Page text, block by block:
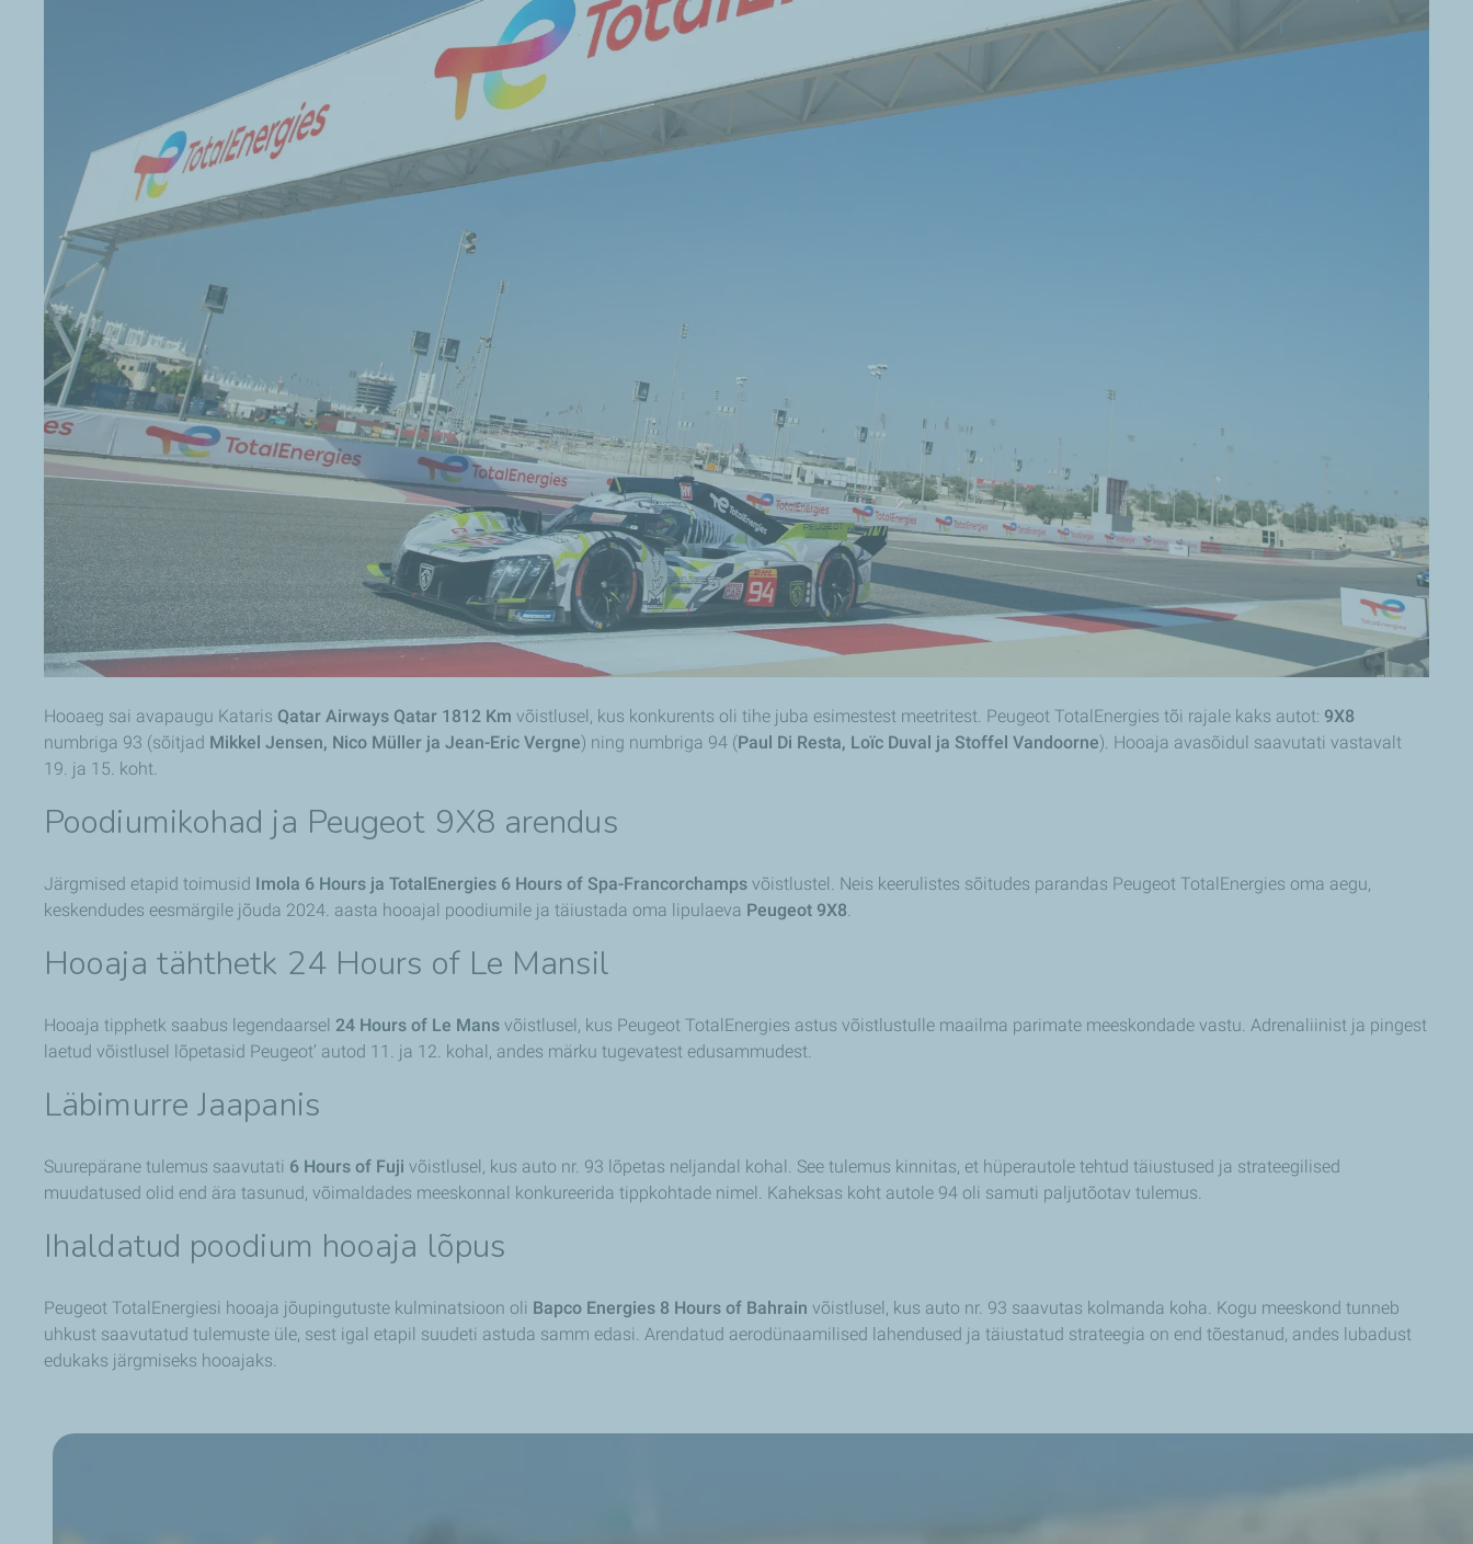
Hooaeg sai avapaugu Kataris Qatar Airways Qatar 1812 Km võistlusel, kus konkurents oli tihe juba esimestest meetritest. Peugeot TotalEnergies tõi rajale kaks autot: 9X8
numbriga 93 (sõitjad Mikkel Jensen, Nico Müller ja Jean-Eric Vergne) ning numbriga 94 (Paul Di Resta, Loïc Duval ja Stoffel Vandoorne). Hooaja avasõidul saavutati vastavalt
19. ja 15. koht.
Poodiumikohad ja Peugeot 9X8 arendus
Järgmised etapid toimusid Imola 6 Hours ja TotalEnergies 6 Hours of Spa-Francorchamps võistlustel. Neis keerulistes sõitudes parandas Peugeot TotalEnergies oma aegu,
keskendudes eesmärgile jõuda 2024. aasta hooajal poodiumile ja täiustada oma lipulaeva Peugeot 9X8.
Hooaja tähthetk 24 Hours of Le Mansil
Hooaja tipphetk saabus legendaarsel 24 Hours of Le Mans võistlusel, kus Peugeot TotalEnergies astus võistlustulle maailma parimate meeskondade vastu. Adrenaliinist ja pingest
laetud võistlusel lõpetasid Peugeot’ autod 11. ja 12. kohal, andes märku tugevatest edusammudest.
Läbimurre Jaapanis
Suurepärane tulemus saavutati 6 Hours of Fuji võistlusel, kus auto nr. 93 lõpetas neljandal kohal. See tulemus kinnitas, et hüperautole tehtud täiustused ja strateegilised
muudatused olid end ära tasunud, võimaldades meeskonnal konkureerida tippkohtade nimel. Kaheksas koht autole 94 oli samuti paljutõotav tulemus.
Ihaldatud poodium hooaja lõpus
Peugeot TotalEnergiesi hooaja jõupingutuste kulminatsioon oli Bapco Energies 8 Hours of Bahrain võistlusel, kus auto nr. 93 saavutas kolmanda koha. Kogu meeskond tunneb
uhkust saavutatud tulemuste üle, sest igal etapil suudeti astuda samm edasi. Arendatud aerodünaamilised lahendused ja täiustatud strateegia on end tõestanud, andes lubadust
edukaks järgmiseks hooajaks.